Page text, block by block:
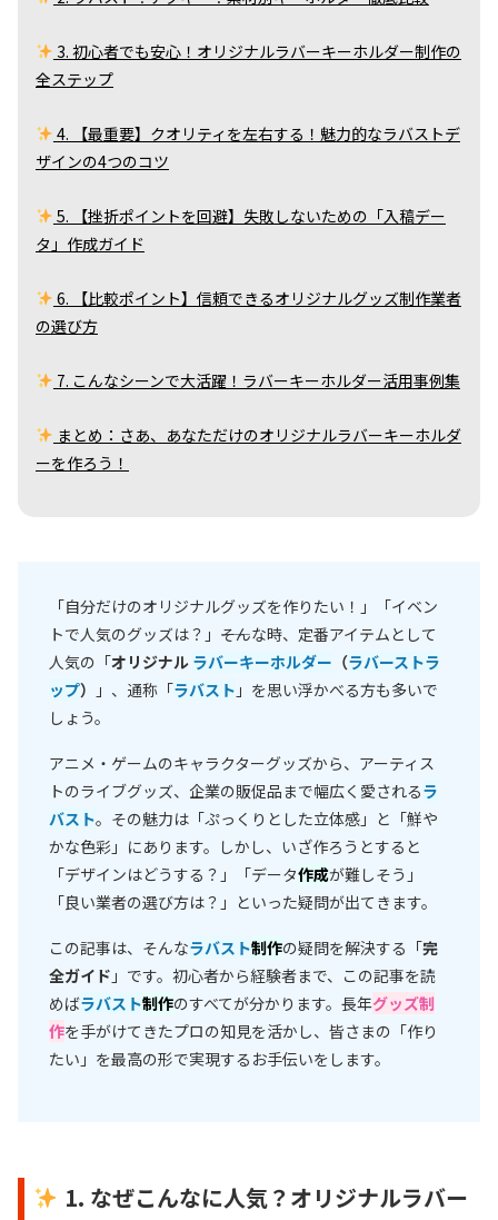
3. 初心者でも安心！オリジナルラバーキーホルダー制作の
全ステップ
4. 【最重要】クオリティを左右する！魅力的なラバストデ
ザインの4つのコツ
5. 【挫折ポイントを回避】失敗しないための「入稿デー
タ」作成ガイド
6. 【比較ポイント】信頼できるオリジナルグッズ制作業者
の選び方
7. こんなシーンで大活躍！ラバーキーホルダー活用事例集
まとめ：さあ、あなただけのオリジナルラバーキーホルダ
ーを作ろう！
「自分だけのオリジナルグッズを作りたい！」「イベン
トで人気のグッズは？」――そんな時、定番アイテムとして
人気の「オリジナル ラバーキーホルダー （ラバーストラ
ップ） 」、通称「ラバスト 」を思い浮かべる方も多いで
しょう。
アニメ・ゲームのキャラクターグッズから、アーティス
トのライブグッズ、企業の販促品まで幅広く愛されるラ
バスト。その魅力は「ぷっくりとした立体感」と「鮮や
かな色彩」にあります。しかし、いざ作ろうとすると
「デザインはどうする？」「データ作成が難しそう」
「良い業者の選び方は？」といった疑問が出てきます。
この記事は、そんなラバスト制作の疑問を解決する「完
全ガイド 」です。初心者から経験者まで、この記事を読
めばラバスト制作のすべてが分かります。長年グッズ制
作を手がけてきたプロの知見を活かし、皆さまの「作り
たい」を最高の形で実現するお手伝いをします。
1. なぜこんなに人気？オリジナルラバー